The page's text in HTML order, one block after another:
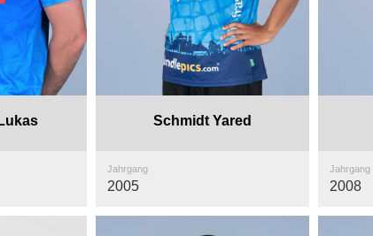
Schmidt Yared
Jahrgang
2005
Jahrgang
2008